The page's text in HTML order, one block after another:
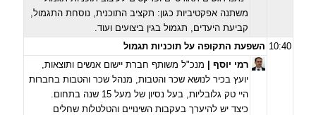
משתנה אפקטיביות כגון: תקציב התוכנית, נוסחת התגמול,
קביעת היעדים, תגמול בגין ביצועים ועוד.
10:40 השפעת התקופה על תוכניות תגמול
רמי יוסף |
מנכ"ל משותף חברת יישום אנשים ותוצאות,
יועץ בכיר לנושא שכר והטבות, מנהל שכר והטבות בחברות
היי טק גלובליות, בעל נסיון של מעל 15 שנה בתחום
.
כיצד יש להיערך בעקבות השינויים והטלטלות שחלים